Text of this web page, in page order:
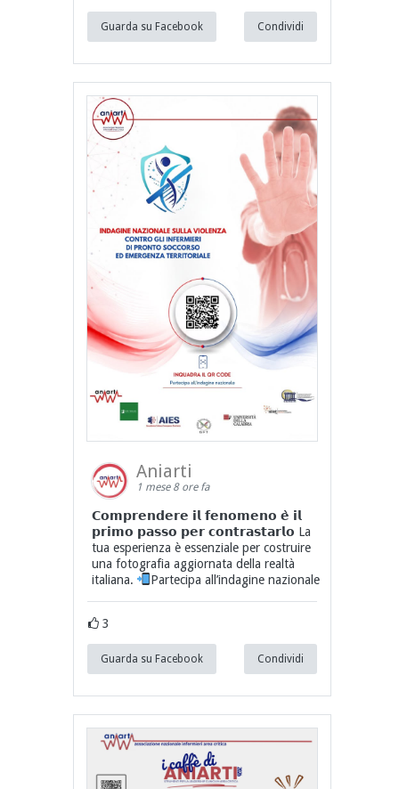
Guarda su Facebook Condividi
Aniarti
1 mese 8 ore fa
𝗖𝗼𝗺𝗽𝗿𝗲𝗻𝗱𝗲𝗿𝗲 𝗶𝗹 𝗳𝗲𝗻𝗼𝗺𝗲𝗻𝗼 𝗲̀ 𝗶𝗹
𝗽𝗿𝗶𝗺𝗼 𝗽𝗮𝘀𝘀𝗼 𝗽𝗲𝗿 𝗰𝗼𝗻𝘁𝗿𝗮𝘀𝘁𝗮𝗿𝗹𝗼 La
tua esperienza è essenziale per costruire
una fotografia aggiornata della realtà
italiana.
Partecipa all’indagine nazionale
3
Guarda su Facebook Condividi